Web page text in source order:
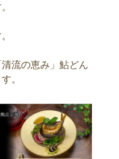
流の恵み」鮎どん
。